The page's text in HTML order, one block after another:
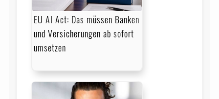
EU AI Act: Das müssen Banken
und Versicherungen ab sofort
umsetzen